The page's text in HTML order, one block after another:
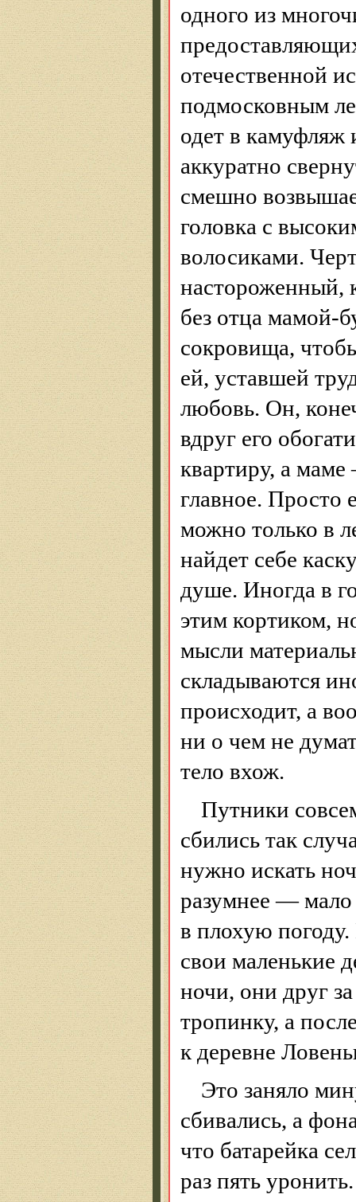
одного из
отечественной
подмосковным
одет в
аккуратно
смешно
головка с
волосиками.
настороженный,
без отца мамой-
сокровища,
ей, уставшей
любовь. Он,
вдруг его
квартиру, а
главное. Просто
можно только в
найдет себе
душе. Иногда в
этим кортиком,
мысли
складываются
происходит, а
ни о чем не
тело вхож.
Путники
сбились так
нужно искать
разумнее —
в плохую
свои маленькие
ночи, они друг
тропинку, а
к деревне
Это заняло
сбивались, а
что батарейка
раз пять